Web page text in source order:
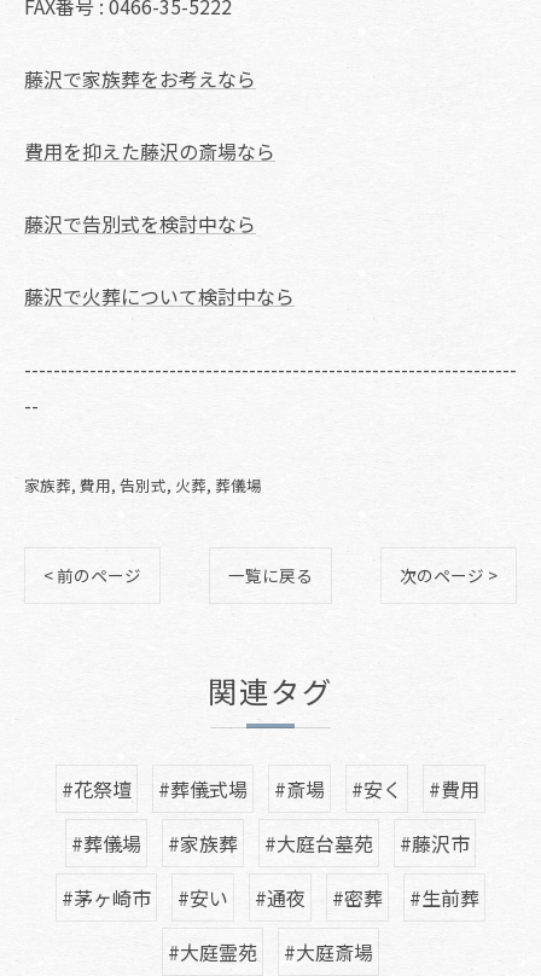
FAX番号 : 0466-35-5222
藤沢で家族葬をお考えなら
費用を抑えた藤沢の斎場なら
藤沢で告別式を検討中なら
藤沢で火葬について検討中なら
--------------------------------------------------------------------
--
家族葬 費用 告別式 火葬 葬儀場
< 前のページ 一覧に戻る 次のページ >
関連タグ
#花祭壇 #葬儀式場 #斎場 #安く
#費用
#葬儀場
#家族葬 #大庭台墓苑
#藤沢市
#茅ヶ崎市
#安い #通夜 #密葬
#生前葬
#大庭霊苑
#大庭斎場